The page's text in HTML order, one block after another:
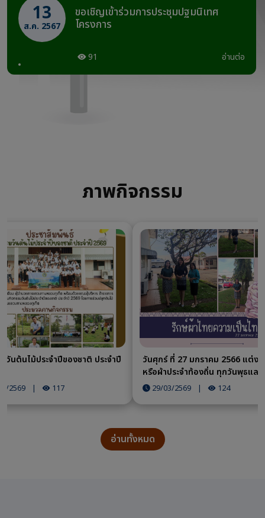
13
ส.ค. 2567
ขอเชิญเข้าร่วมการประชุมปฐมนิเทศ
โครงการ
91 อ่านต่อ
ภาพกิจกรรม
วันต้นไม้ประจำปีของชาติ ประจำปี
2569 | 117
วันศุกร์ ที่ 27 มกราคม 2566 แต่ง
หรือผ้าประจำท้องถิ่น ทุกวันพุธและ
29/03/2569 | 124
อ่านทั้งหมด